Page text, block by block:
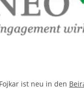
erstreckt sich nicht
und somit
und daher
ist neu in den